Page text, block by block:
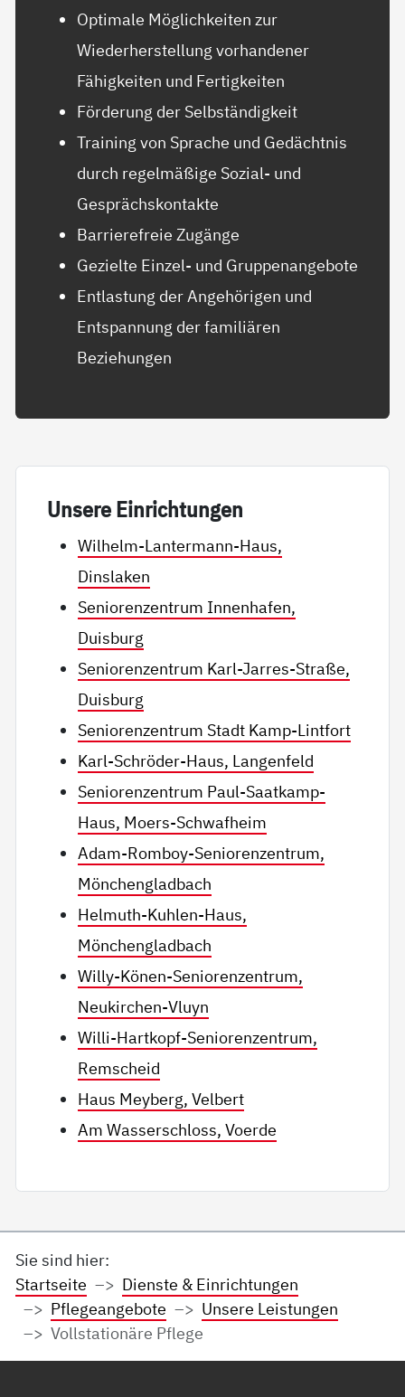
Optimale Möglichkeiten zur
Wiederherstellung vorhandener
Fähigkeiten und Fertigkeiten
Förderung der Selbständigkeit
Training von Sprache und Gedächtnis
durch regelmäßige Sozial- und
Gesprächskontakte
Barrierefreie Zugänge
Gezielte Einzel- und Gruppenangebote
Entlastung der Angehörigen und
Entspannung der familiären
Beziehungen
Un­se­re Ein­rich­tun­gen
Wilhelm-Lantermann-Haus,
Dinslaken
Seniorenzentrum Innenhafen,
Duisburg
Seniorenzentrum Karl-Jarres-Straße,
Duisburg
Seniorenzentrum Stadt Kamp-Lintfort
Karl-Schröder-Haus, Langenfeld
Seniorenzentrum Paul-Saatkamp-
Haus, Moers-Schwafheim
Adam-Romboy-Seniorenzentrum,
Mönchengladbach
Helmuth-Kuhlen-Haus,
Mönchengladbach
Willy-Könen-Seniorenzentrum,
Neukirchen-Vluyn
Willi-Hartkopf-Seniorenzentrum,
Remscheid
Haus Meyberg, Velbert
Am Wasserschloss, Voerde
Sie sind hier:
Startseite
Dienste & Einrichtungen
Pflegeangebote
Unsere Leistungen
Vollstationäre Pflege